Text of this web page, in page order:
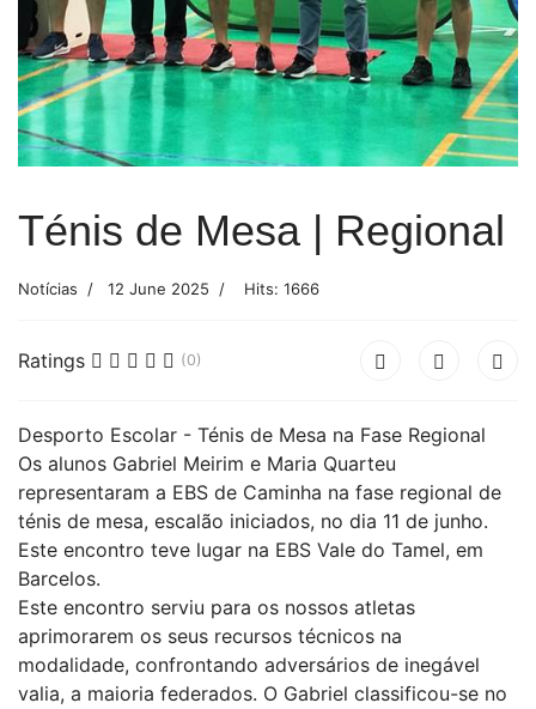
Ténis de Mesa | Regional
Notícias 12 June 2025 Hits: 1666
Ratings (0)
Desporto Escolar - Ténis de Mesa na Fase Regional
Os alunos Gabriel Meirim e Maria Quarteu
representaram a EBS de Caminha na fase regional de
ténis de mesa, escalão iniciados, no dia 11 de junho.
Este encontro teve lugar na EBS Vale do Tamel, em
Barcelos.
Este encontro serviu para os nossos atletas
aprimorarem os seus recursos técnicos na
modalidade, confrontando adversários de inegável
valia, a maioria federados. O Gabriel classificou-se no